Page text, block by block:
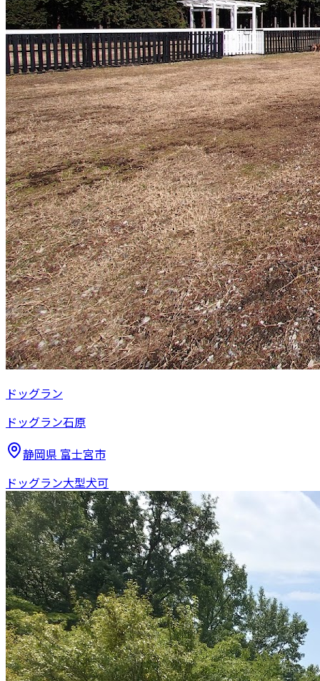
ドッグラン
ドッグラン石原
静岡県 富士宮市
ドッグラン大型犬可